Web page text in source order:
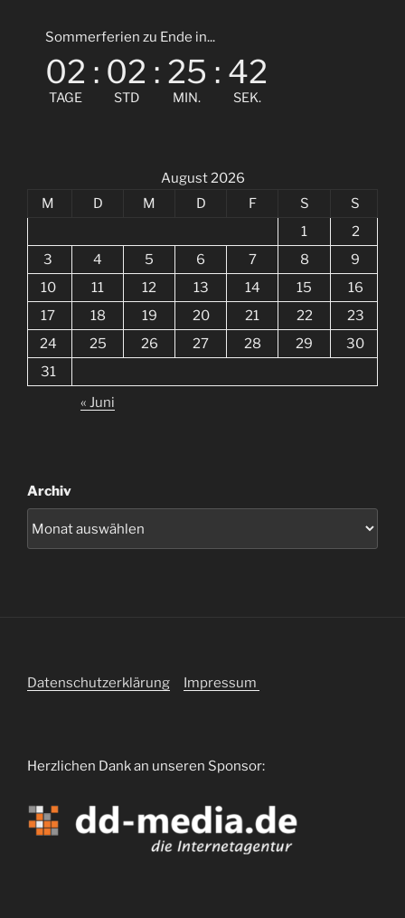
Sommerferien zu Ende in...
02
TAGE
: 02
STD
: 25
MIN.
: 41
SEK.
August 2026
M
D M D F S
S
1
2
3
4 5 6 7 8
9
10
11 12 13 14 15
16
17
18 19 20 21 22
23
24
25 26 27 28 29
30
31
« Juni
Archiv
Datenschutzerklärung Impressum
Herzlichen Dank an unseren Sponsor: